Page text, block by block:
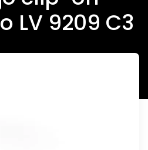
LV 9209 C3